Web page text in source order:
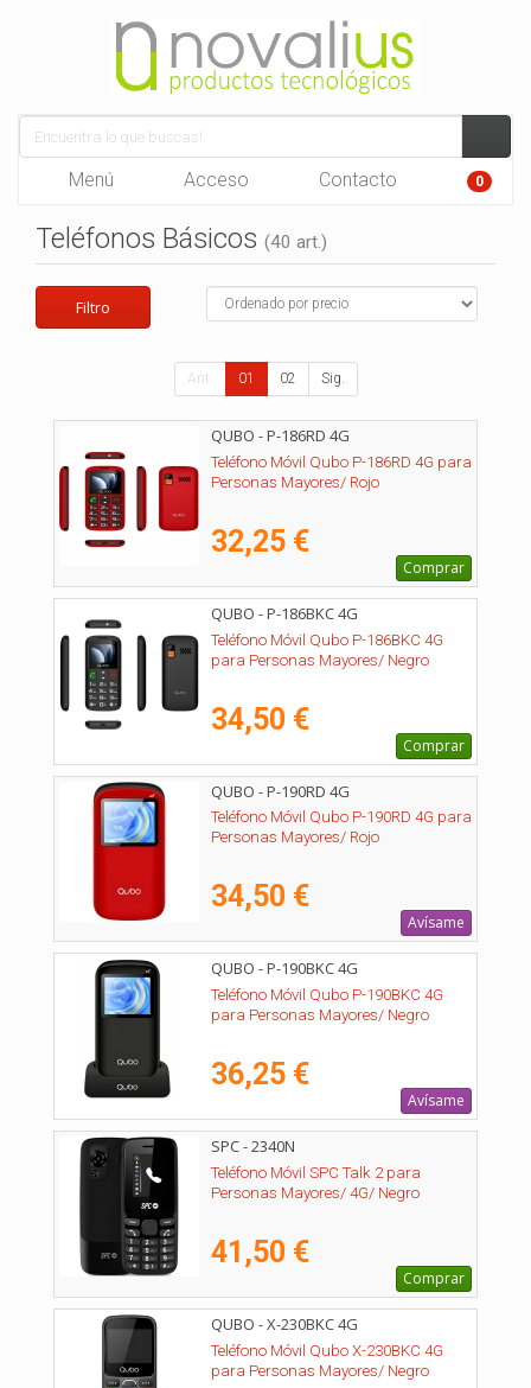
Menú Acceso Contacto 0
Teléfonos Básicos (40 art.)
Filtro
Ant. 01 02 Sig.
QUBO - P-186RD 4G
Teléfono Móvil Qubo P-186RD 4G para
Personas Mayores/ Rojo
32,25 €
Comprar
QUBO - P-186BKC 4G
Teléfono Móvil Qubo P-186BKC 4G
para Personas Mayores/ Negro
34,50 €
Comprar
QUBO - P-190RD 4G
Teléfono Móvil Qubo P-190RD 4G para
Personas Mayores/ Rojo
34,50 €
Avísame
QUBO - P-190BKC 4G
Teléfono Móvil Qubo P-190BKC 4G
para Personas Mayores/ Negro
36,25 €
Avísame
SPC - 2340N
Teléfono Móvil SPC Talk 2 para
Personas Mayores/ 4G/ Negro
41,50 €
Comprar
QUBO - X-230BKC 4G
Teléfono Móvil Qubo X-230BKC 4G
para Personas Mayores/ Negro